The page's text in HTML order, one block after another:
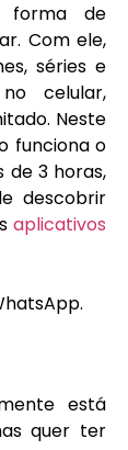
de
Com ele,
séries e
celular,
Neste
funciona o
de 3 horas,
descobrir
aplicativos
está
quer ter